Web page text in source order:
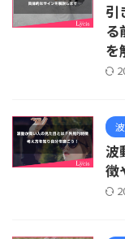
引
る
を
波
徴